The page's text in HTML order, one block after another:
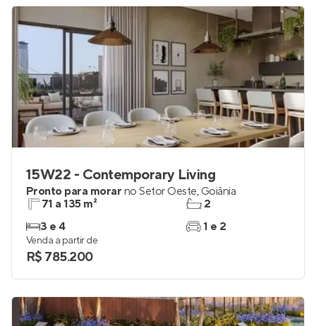
15W22 - Contemporary Living
Pronto para morar no Setor Oeste, Goiânia
71 a 135 m²
3 e 4
2
1 e 2
Venda a partir de
R$ 785.200